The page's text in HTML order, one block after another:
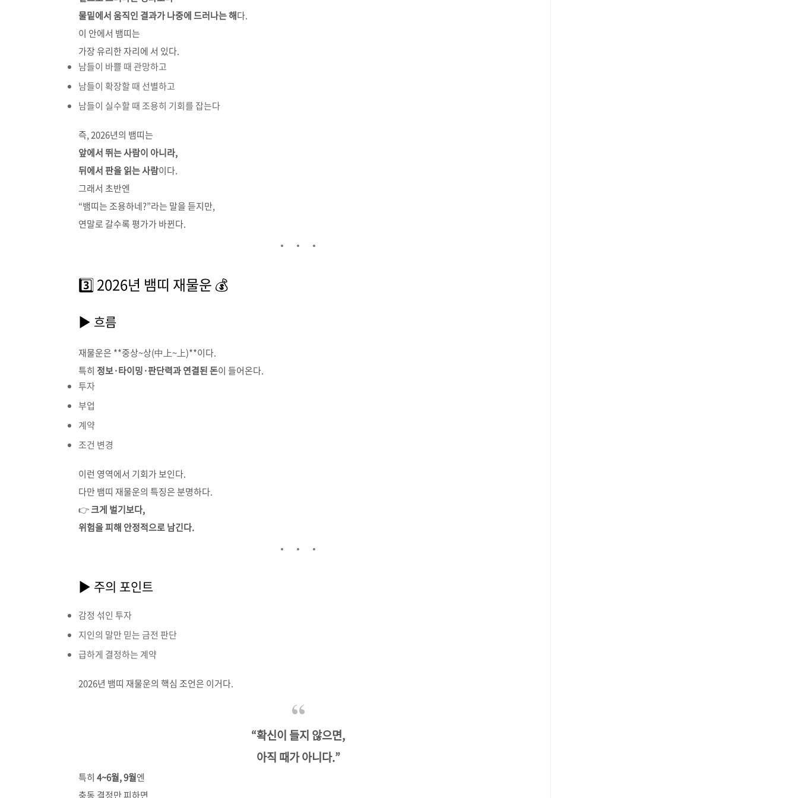
물밑에서 움직인 결과가 나중에 드러나는 해다.
이 안에서 뱀띠는
가장 유리한 자리에 서 있다.
남들이 바쁠 때 관망하고
남들이 확장할 때 선별하고
남들이 실수할 때 조용히 기회를 잡는다
즉, 2026년의 뱀띠는
앞에서 뛰는 사람이 아니라,
뒤에서 판을 읽는 사람이다.
그래서 초반엔
“뱀띠는 조용하네?”라는 말을 듣지만,
연말로 갈수록 평가가 바뀐다.
3️⃣ 2026년 뱀띠 재물운 💰
▶ 흐름
재물운은 **중상~상(中上~上)**이다.
특히 정보·타이밍·판단력과 연결된 돈이 들어온다.
투자
부업
계약
조건 변경
이런 영역에서 기회가 보인다.
다만 뱀띠 재물운의 특징은 분명하다.
👉크게 벌기보다,
위험을 피해 안정적으로 남긴다.
▶ 주의 포인트
감정 섞인 투자
지인의 말만 믿는 금전 판단
급하게 결정하는 계약
2026년 뱀띠 재물운의 핵심 조언은 이거다.
“확신이 들지 않으면,
아직 때가 아니다.”
특히 4~6월, 9월엔
충동 결정만 피하면